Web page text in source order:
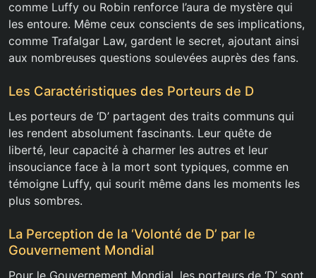
comme Luffy ou Robin renforce l’aura de mystère qui
les entoure. Même ceux conscients de ses implications,
comme Trafalgar Law, gardent le secret, ajoutant ainsi
aux nombreuses questions soulevées auprès des fans.
Les Caractéristiques des Porteurs de D
Les porteurs de ‘D’ partagent des traits communs qui
les rendent absolument fascinants. Leur quête de
liberté, leur capacité à charmer les autres et leur
insouciance face à la mort sont typiques, comme en
témoigne Luffy, qui sourit même dans les moments les
plus sombres.
La Perception de la ‘Volonté de D’ par le
Gouvernement Mondial
Pour le Gouvernement Mondial, les porteurs de ‘D’ sont